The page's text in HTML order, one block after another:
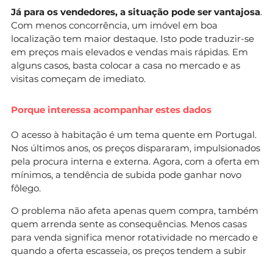
Já para os vendedores, a situação pode ser vantajosa.
Com menos concorrência, um imóvel em boa
localização tem maior destaque. Isto pode traduzir-se
em preços mais elevados e vendas mais rápidas. Em
alguns casos, basta colocar a casa no mercado e as
visitas começam de imediato.
Porque interessa acompanhar estes dados
O acesso à habitação é um tema quente em Portugal.
Nos últimos anos, os preços dispararam, impulsionados
pela procura interna e externa. Agora, com a oferta em
mínimos, a tendência de subida pode ganhar novo
fôlego.
O problema não afeta apenas quem compra, também
quem arrenda sente as consequências. Menos casas
para venda significa menor rotatividade no mercado e
quando a oferta escasseia, os preços tendem a subir